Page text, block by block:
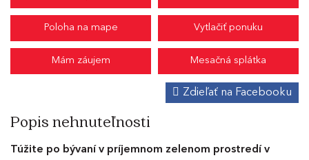
Poloha na mape Vytlačiť ponuku
Mám záujem Mesačná splátka
Popis nehnuteľnosti
Zdieľať na Facebooku
Túžite po bývaní v príjemnom zelenom prostredí v